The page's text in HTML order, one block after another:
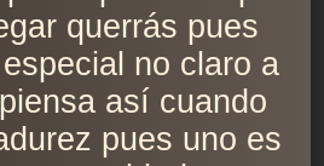
querrás pues
no claro a
así cuando
pues uno es